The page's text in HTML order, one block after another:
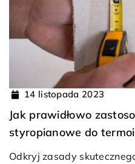
14 listopada 2023
Jak prawidłowo
styropianowe do
Odkryj zasady